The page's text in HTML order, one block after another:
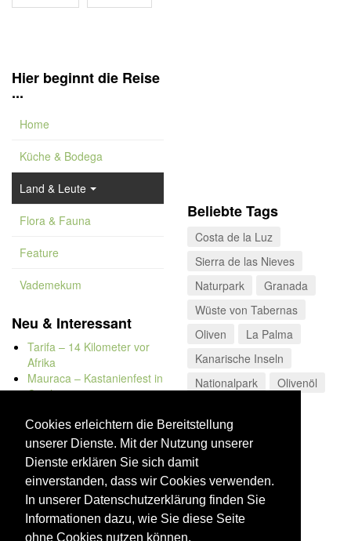
Cookies erleichtern die Bereitstellung
unserer Dienste. Mit der Nutzung unserer
Dienste erklären Sie sich damit
einverstanden, dass wir Cookies verwenden.
In unserer Datenschutzerklärung finden Sie
Informationen dazu, wie Sie diese Seite
ohne Cookies nutzen können.
Hier beginnt die Reise
...
Home
Küche & Bodega
Land & Leute
Flora & Fauna
Feature
Vademekum
Neu & Interessant
Tarifa – 14 Kilometer vor
Afrika
Mauraca – Kastanienfest in
Capileira
Bolonia
Kap Trafalgar
Düne von Bolonia
Beliebte Tags
Costa de la Luz
Sierra de las Nieves
Naturpark
Granada
Wüste von Tabernas
Oliven
La Palma
Kanarische Inseln
Nationalpark
Olivenöl